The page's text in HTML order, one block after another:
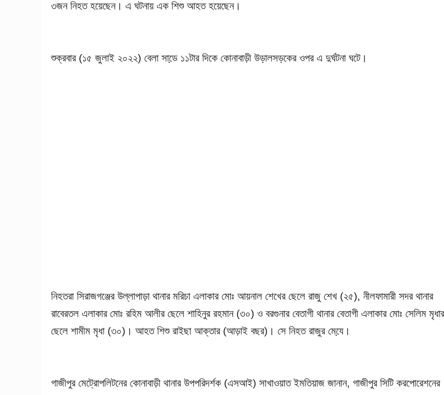
৩জন নিহত হয়েছেন। এ ঘটনায় এক শিশু আহত হয়েছেন।
শুক্রবার (১৫ জুলাই ২০২২) বেলা সাডে় ১১টার দিকে কোনাবাড়ী উড়ালসড়কের ওপর এ দুর্ঘটনা ঘটে।
নিহতরা সিরাজগঞ্জের উল্লাপাড়া থানার মরিচা এলাকার মোঃ আয়নাল শেখের ছেলে রাজু শেখ (২৫), নীলফামারী সদর থানার
রাবেরতল এলাকার মোঃ রহিম আলীর ছেলে শাহিনুর রহমান (৩০) ও বরগুনার বেতাগী থানার বেতাগী এলাকার মোঃ সেলিম মৃধার
ছেলে শামীম মৃধা (৩০)। আহত শিশু রাইছা আক্তার (আড়াই বছর)। সে নিহত রাজুর মেযে়।
গাজীপুর মেট্রোপলিটনের কোনাবাড়ী থানার উপপরিদর্শক (এসআই) সাখাওয়াত ইমতিয়াজ জানান, গাজীপুর সিটি করপোরেশনের